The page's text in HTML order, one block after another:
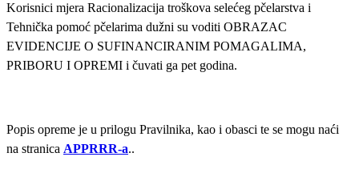
Korisnici mjera Racionalizacija troškova selećeg pčelarstva i
Tehnička pomoć pčelarima dužni su voditi OBRAZAC
EVIDENCIJE O SUFINANCIRANIM POMAGALIMA,
PRIBORU I OPREMI i čuvati ga pet godina.
Popis opreme je u prilogu Pravilnika, kao i obasci te se mogu naći
na stranica APPRRR-a..